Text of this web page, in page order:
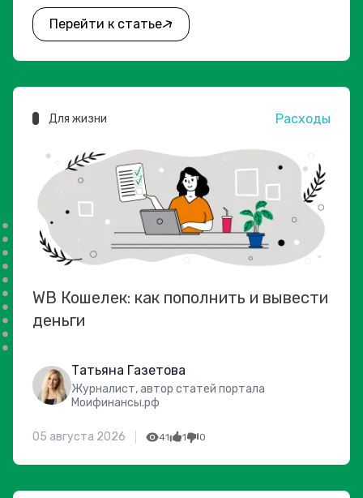
Перейти к статье
Для жизни Расходы
WB Кошелек: как пополнить и вывести
деньги
Татьяна Газетова
Журналист, автор статей портала
Моифинансы.рф
05 августа 2026 41 1 0